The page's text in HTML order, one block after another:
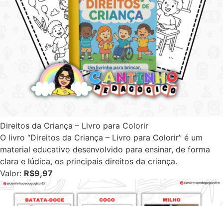
Direitos da Criança – Livro para Colorir
O livro “Direitos da Criança – Livro para Colorir” é um
material educativo desenvolvido para ensinar, de forma
clara e lúdica, os principais direitos da criança.
Valor: R$9,97